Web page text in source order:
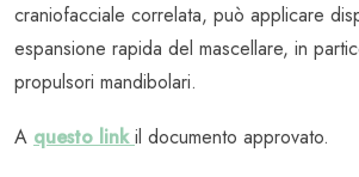
craniofacciale correlata, può applicare
espansione rapida del mascellare, in
propulsori mandibolari.
A questo linkil documento approvato.